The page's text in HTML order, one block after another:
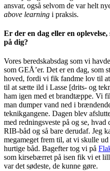
ansvar, også selvom de var helt
above learning i praksis.
Er der en dag eller en
på dig?
Vores beredskabsdag som vi
som GEÅ’er. Det er en dag, som
hoved, fordi vi fik fandme lov til
til at sætte ild i Lasse [drits- og
ham igen med et brandtæppe. Vi
man dumper vand ned i
teknikgangene. Dagen blev
med redningsveste på og se,
RIB-båd og så bare derudaf. Jeg
megameget frem til, at vi skulle
hurtige båd. Bagefter tog vi på
som kirsebærret på isen fik vi et
var det sødeste, de kunne gøre.